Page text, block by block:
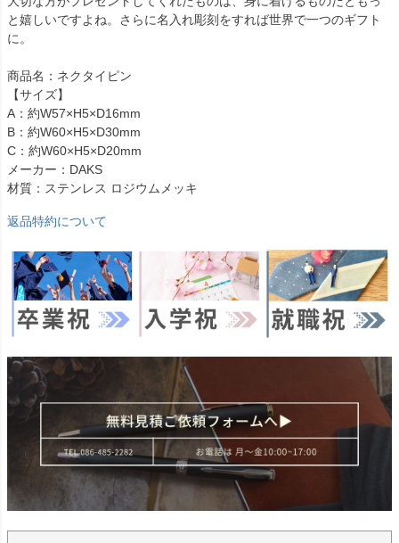
と嬉しいですよね。さらに名入れ彫刻をすれば世界で一つのギフト
に。
商品名：ネクタイピン
【サイズ】
A：約W57×H5×D16mm
B：約W60×H5×D30mm
C：約W60×H5×D20mm
メーカー：DAKS
材質：ステンレス ロジウムメッキ
返品特約について